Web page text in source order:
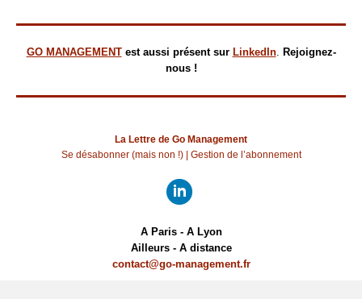
GO MANAGEMENT est aussi présent sur LinkedIn. Rejoignez-
nous !
La Lettre de Go Management
Se désabonner (mais non !)
Gestion de l’abonnement
A Paris - A Lyon
Ailleurs - A distance
contact@go-management.fr